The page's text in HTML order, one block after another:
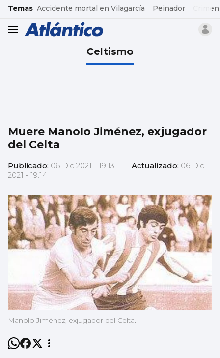
common.go-to-content
Temas Accidente mortal en Vilagarcía Peinador
header.menu.open
Celtismo
Muere Manolo Jiménez, exjugador
del Celta
Publicado: 06 Dic 2021 - 19:13 — Actualizado: 06 Dic
2021 - 19:14
Manolo Jiménez, exjugador del Celta.